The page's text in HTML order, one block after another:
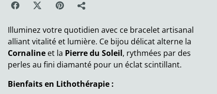
Illuminez votre quotidien avec ce bracelet artisanal
alliant vitalité et lumière. Ce bijou délicat alterne la
Cornaline et la Pierre du Soleil, rythmées par des
perles au fini diamanté pour un éclat scintillant.
Bienfaits en Lithothérapie :